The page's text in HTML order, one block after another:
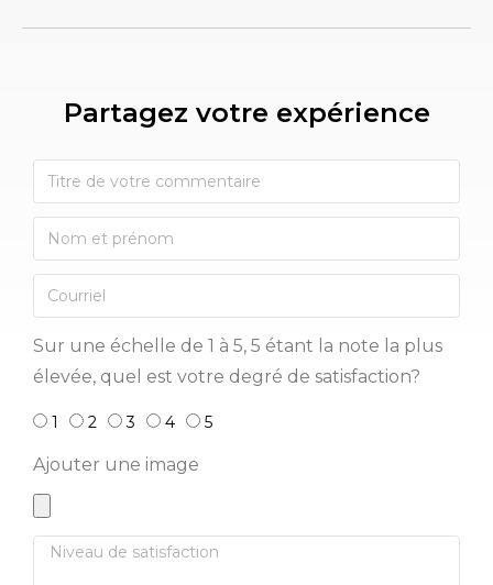
Partagez votre expérience​
Sur une échelle de 1 à 5, 5 étant la note la plus
élevée, quel est votre degré de satisfaction?
1 2 3 4 5
Ajouter une image